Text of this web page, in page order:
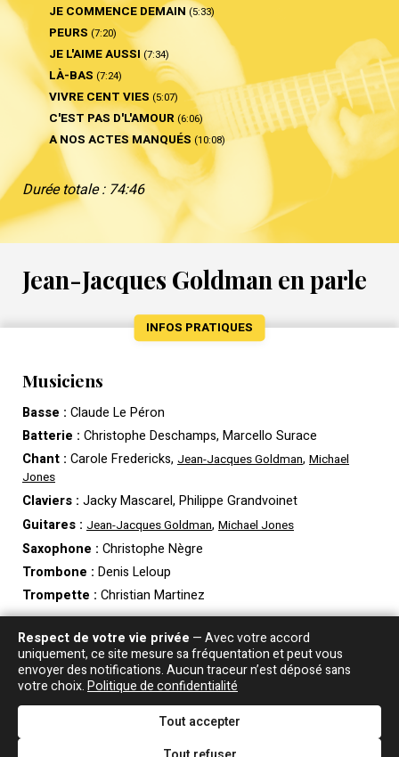
JE COMMENCE DEMAIN (5:33)
PEURS (7:20)
JE L'AIME AUSSI(7:34)
LÀ-BAS (7:24)
VIVRE CENT VIES (5:07)
C'EST PAS D'L'AMOUR (6:06)
A NOS ACTES MANQUÉS (10:08)
Durée totale : 74:46
Jean-Jacques Goldman en parle
INFOS PRATIQUES
Musiciens
Basse : Claude Le Péron
Batterie : Christophe Deschamps, Marcello Surace
Chant : Carole Fredericks, Jean-Jacques Goldman, Michael
Jones
Claviers : Jacky Mascarel, Philippe Grandvoinet
Guitares : Jean-Jacques Goldman, Michael Jones
Saxophone : Christophe Nègre
Trombone : Denis Leloup
Trompette : Christian Martinez
Crédits
Réalisation :Andy Scott, Jean-Jacques Goldman
Ingénieur du Son :Alain Francais, assisté de Dominique
Respect de votre vie privée — Avec votre accord
uniquement, ce site mesure sa fréquentation et peut vous
envoyer des notifications. Aucun traceur n’est déposé sans
votre choix.Politique de confidentialité
Tout accepter